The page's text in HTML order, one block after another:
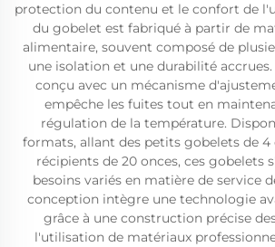
protection du contenu et le confort de
du gobelet est fabriqué à partir de
alimentaire, souvent composé de
une isolation et une durabilité
conçu avec un mécanisme
empêche les fuites tout en
régulation de la température.
formats, allant des petits gobelets de 4
récipients de 20 onces, ces gobelets
besoins variés en matière de service
conception intègre une technologie
grâce à une construction précise
l'utilisation de matériaux